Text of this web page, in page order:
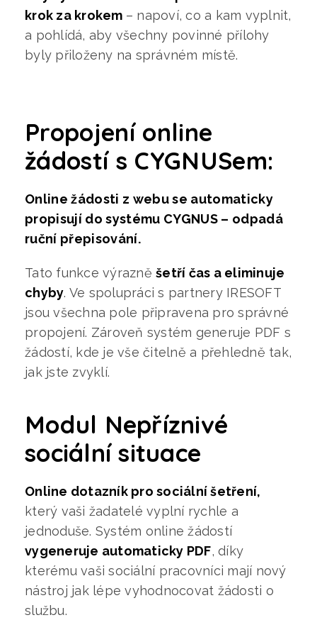
krok za krokem – napoví, co a kam vyplnit,
a pohlídá, aby všechny povinné přílohy
byly přiloženy na správném místě.
Propojení online
žádostí s CYGNUSem:
Online žádosti z webu se automaticky
propisují do systému CYGNUS – odpadá
ruční přepisování.
Tato funkce výrazně šetří čas a eliminuje
chyby. Ve spolupráci s partnery IRESOFT
jsou všechna pole připravena pro správné
propojení. Zároveň systém generuje PDF s
žádostí, kde je vše čitelně a přehledně tak,
jak jste zvyklí.
Modul Nepříznivé
sociální situace
Online dotazník pro sociální šetření,
který vaši žadatelé vyplní rychle a
jednoduše. Systém online žádostí
vygeneruje automaticky PDF, díky
kterému vaši sociální pracovníci mají nový
nástroj jak lépe vyhodnocovat žádosti o
službu.